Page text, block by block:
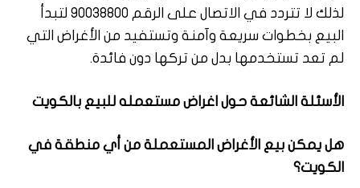
لذلك لا تتردد في الاتصال على الرقم 90038800 لتبدأ
البيع بخطوات سريعة وآمنة وتستفيد من الأغراض التي
لم تعد تستخدمها بدل من تركها دون فائدة.
الأسئلة الشائعة حول اغراض مستعمله للبيع بالكويت
هل يمكن بيع الأغراض المستعملة من أي منطقة في
الكويت؟